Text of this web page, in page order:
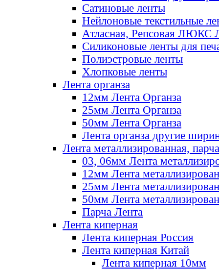
Сатиновые ленты
Нейлоновые текстильные
Атласная, Репсовая ЛЮКС
Силиконовые ленты для
Полиэстровые ленты
Хлопковые ленты
Лента органза
12мм Лента Органза
25мм Лента Органза
50мм Лента Органза
Лента органза другие
Лента металлизированная, парча
03, 06мм Лента
12мм Лента
25мм Лента
50мм Лента
Парча Лента
Лента киперная
Лента киперная Россия
Лента киперная Китай
Лента киперная 10мм